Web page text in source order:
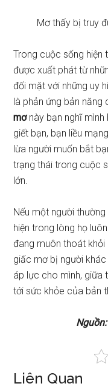
Mơ thấy bị truy
Trong cuộc sống hiện
được xuất phát từ
đối mặt với những uy
là phản ứng bản
mơnày bạn nghĩ
giết bạn, bạn liều
lừa người muốn bắt
trạng thái trong cuộc
lớn.
Nếu một người
hiện trong lòng họ
đang muôn thoát khỏi
giấc mơ bị người
áp lực cho mình, giữa
tới sức khỏe của bản
Liên Quan